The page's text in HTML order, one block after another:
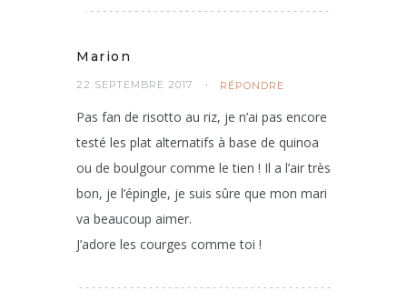
Marion
22 SEPTEMBRE 2017 RÉPONDRE
Pas fan de risotto au riz, je n’ai pas encore
testé les plat alternatifs à base de quinoa
ou de boulgour comme le tien ! Il a l’air très
bon, je l’épingle, je suis sûre que mon mari
va beaucoup aimer.
J’adore les courges comme toi !